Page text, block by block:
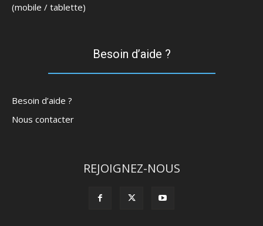
(mobile / tablette)
Besoin d’aide ?
Besoin d’aide ?
Nous contacter
REJOIGNEZ-NOUS